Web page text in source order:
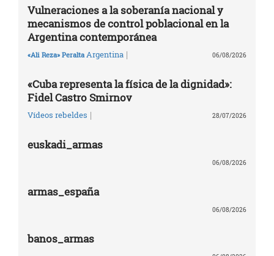
Vulneraciones a la soberanía nacional y
mecanismos de control poblacional en la
Argentina contemporánea
«Ali Reza» Peralta Argentina | 06/08/2026
«Cuba representa la física de la dignidad»:
Fidel Castro Smirnov
Vídeos rebeldes | 28/07/2026
euskadi_armas
06/08/2026
armas_españa
06/08/2026
banos_armas